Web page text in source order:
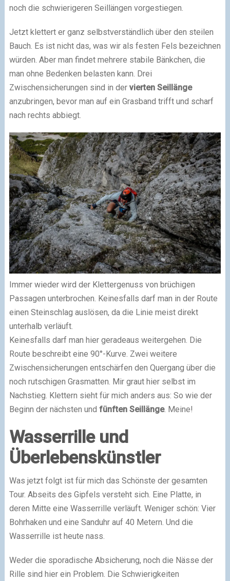
noch die schwierigeren Seillängen vorgestiegen.
Jetzt klettert er ganz selbstverständlich über den steilen
Bauch. Es ist nicht das, was wir als festen Fels bezeichnen
würden. Aber man findet mehrere stabile Bänkchen, die
man ohne Bedenken belasten kann. Drei
Zwischensicherungen sind in der vierten Seillänge
anzubringen, bevor man auf ein Grasband trifft und scharf
nach rechts abbiegt.
Immer wieder wird der Klettergenuss von brüchigen
Passagen unterbrochen. Keinesfalls darf man in der Route
einen Steinschlag auslösen, da die Linie meist direkt
unterhalb verläuft.
Keinesfalls darf man hier geradeaus weitergehen. Die
Route beschreibt eine 90°-Kurve. Zwei weitere
Zwischensicherungen entschärfen den Quergang über die
noch rutschigen Grasmatten. Mir graut hier selbst im
Nachstieg. Klettern sieht für mich anders aus: So wie der
Beginn der nächsten und fünften Seillänge. Meine!
Wasserrille und
Überlebenskünstler
Was jetzt folgt ist für mich das Schönste der gesamten
Tour. Abseits des Gipfels versteht sich. Eine Platte, in
deren Mitte eine Wasserrille verläuft. Weniger schön: Vier
Bohrhaken und eine Sanduhr auf 40 Metern. Und die
Wasserrille ist heute nass.
Weder die sporadische Absicherung, noch die Nässe der
Rille sind hier ein Problem. Die Schwierigkeiten